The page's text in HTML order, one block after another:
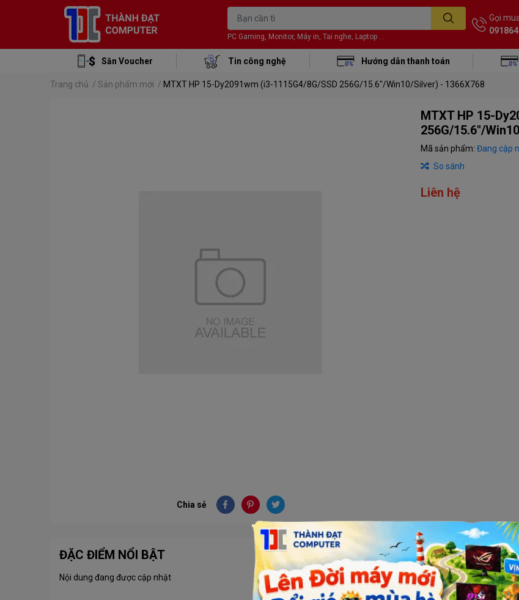
PC Gaming, Monitor, Máy in, Tai nghe, Laptop ...
Gọi
Săn Voucher Tin công nghệ Hướng dẫn thanh toán
Trang chủ / Sản phẩm mới / MTXT HP 15-Dy2091wm (i3-1115G4/8G/SSD 256G/15.6"/Win10/Silver) - 1366X768
Chia sẻ
MTXT HP 15-
256G/15.6"/
Mã sản phẩm: Đang cập
So sánh
Liên hệ
ĐẶC ĐIỂM NỔI BẬT
Nội dung đang được cập nhật